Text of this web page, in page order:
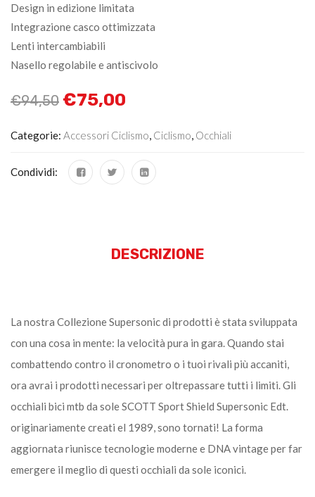
Design in edizione limitata
Integrazione casco ottimizzata
Lenti intercambiabili
Nasello regolabile e antiscivolo
€94,50 €75,00
Categorie: Accessori Ciclismo, Ciclismo, Occhiali
Condividi:
DESCRIZIONE
La nostra Collezione Supersonic di prodotti è stata sviluppata
con una cosa in mente: la velocità pura in gara. Quando stai
combattendo contro il cronometro o i tuoi rivali più accaniti,
ora avrai i prodotti necessari per oltrepassare tutti i limiti. Gli
occhiali bici mtb da sole SCOTT Sport Shield Supersonic Edt.
originariamente creati el 1989, sono tornati! La forma
aggiornata riunisce tecnologie moderne e DNA vintage per far
emergere il meglio di questi occhiali da sole iconici.